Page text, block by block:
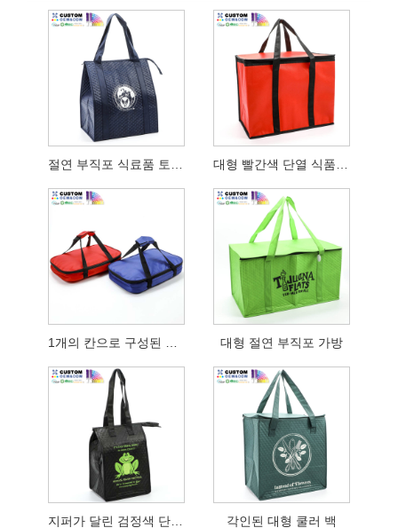
대형 절연 부직포 가방
지퍼가 달린 검정색 단열 도시락 가방 각인된 대형 쿨러 백